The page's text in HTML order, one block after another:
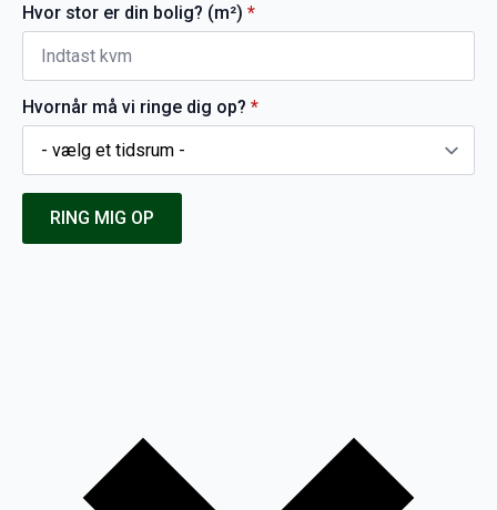
Hvor stor er din bolig? (m²) *
Hvornår må vi ringe dig op? *
RING MIG OP